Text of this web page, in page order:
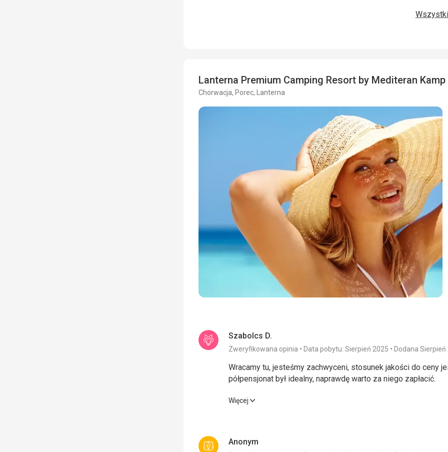
Cena
Lanterna Premium Camping Resort by Mediteran Kamp
Chorwacja, Porec, Lanterna
Szabolcs D.
Zweryfikowana opinia Data pobytu: Sierpień 2025 Dodana Sierpień
Wracamy tu, jesteśmy zachwyceni, stosunek jakości do ceny
półpensjonat był idealny, naprawdę warto za niego zapłacić.
Wracamy tu, jesteśmy zachwyceni, stosunek jakości do ceny
Więcej
Anonym